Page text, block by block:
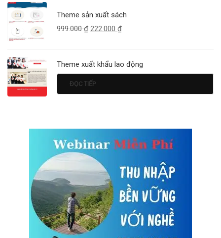
Theme sản xuất sách
999.000₫ 222.000 ₫
Theme xuất khẩu lao động
ĐỌC TIẾP